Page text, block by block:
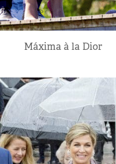
Máxima à la Dior